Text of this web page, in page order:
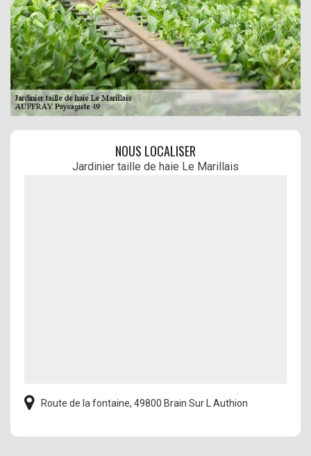
NOUS LOCALISER
Jardinier taille de haie Le Marillais
Route de la fontaine, 49800 Brain Sur L Authion